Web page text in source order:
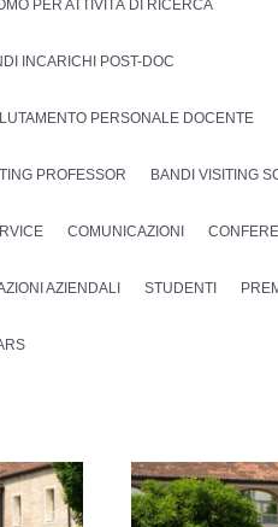
PER ATTIVITÀ DI RICERCA
INCARICHI POST-DOC
PERSONALE DOCENTE
PROFESSOR BANDI VISITING
COMUNICAZIONI
AZIENDALI STUDENTI